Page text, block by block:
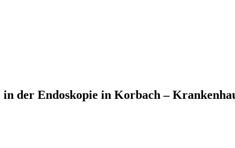
der Endoskopie in Korbach –